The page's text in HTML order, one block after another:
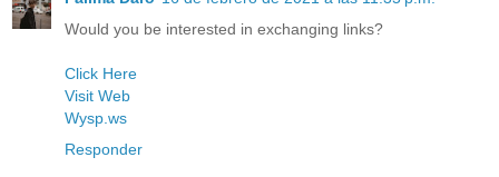
Would you be interested in exchanging links?
Click Here
Visit Web
Wysp.ws
Responder